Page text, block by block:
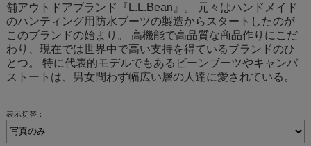
舗アウトドアブランド『L.L.Bean』。 元々はハンドメイド
のハンティング用防水ブーツの製造からスタートしたのが
このブランドの始まり。 高機能で高品質な商品作りにこだ
わり、現在では世界中で高い支持を得ているブランドのひ
とつ。 特に代表的モデルでもあるビーンブーツやキャンバ
ストートは、男女問わず幅広い層の人達に愛されている。
表示切替：